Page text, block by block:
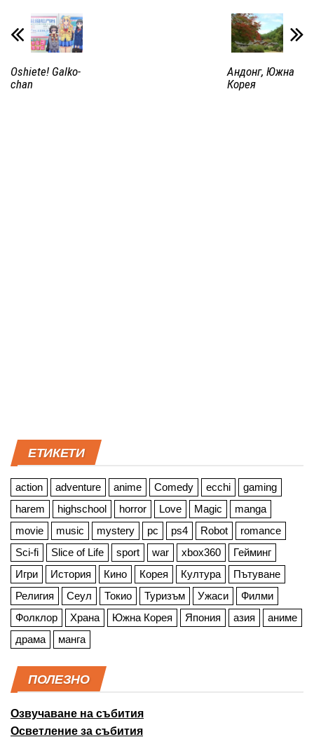
Oshiete! Galko-
chan
Андонг, Южна
Корея
ЕТИКЕТИ
action adventure anime Comedy ecchi
gaming
harem
highschool horror Love Magic
manga
movie
music mystery pc ps4 Robot
romance
Sci-fi
Slice of Life sport war xbox360
Гейминг
Игри
История Кино Корея Култура
Пътуване
Религия
Сеул Токио Туризъм Ужаси
Филми
Фолклор
Храна Южна Корея Япония азия
аниме
драма
манга
ПОЛЕЗНО
Озвучаване на събития
Осветление за събития